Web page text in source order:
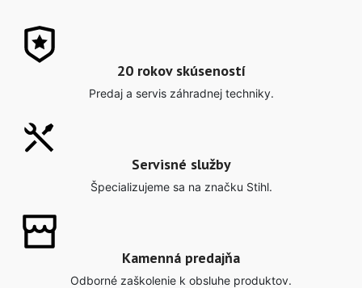
20 rokov skúseností
Predaj a servis záhradnej techniky.
Servisné služby
Špecializujeme sa na značku Stihl.
Kamenná predajňa
Odborné zaškolenie k obsluhe produktov.